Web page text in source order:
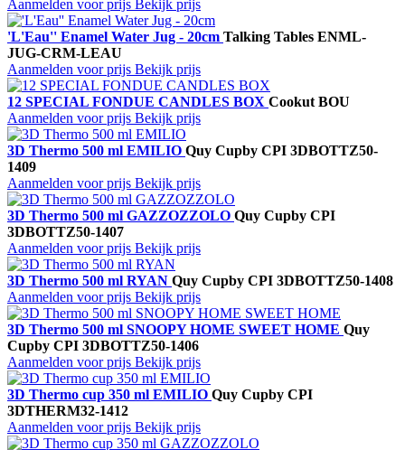
Aanmelden voor prijs Bekijk prijs
'L'Eau'' Enamel Water Jug - 20cm Talking Tables ENML-
JUG-CRM-LEAU
Aanmelden voor prijs Bekijk prijs
12 SPECIAL FONDUE CANDLES BOX Cookut BOU
Aanmelden voor prijs Bekijk prijs
3D Thermo 500 ml EMILIO Quy Cupby CPI 3DBOTTZ50-
1409
Aanmelden voor prijs Bekijk prijs
3D Thermo 500 ml GAZZOZZOLO Quy Cupby CPI
3DBOTTZ50-1407
Aanmelden voor prijs Bekijk prijs
3D Thermo 500 ml RYAN Quy Cupby CPI 3DBOTTZ50-1408
Aanmelden voor prijs Bekijk prijs
3D Thermo 500 ml SNOOPY HOME SWEET HOME Quy
Cupby CPI 3DBOTTZ50-1406
Aanmelden voor prijs Bekijk prijs
3D Thermo cup 350 ml EMILIO Quy Cupby CPI
3DTHERM32-1412
Aanmelden voor prijs Bekijk prijs